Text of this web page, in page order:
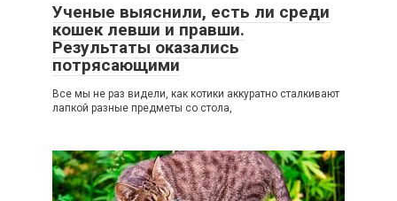
Ученые выяснили, есть ли среди
кошек левши и правши.
Результаты оказались
потрясающими
Все мы не раз видели, как котики аккуратно сталкивают
лапкой разные предметы со стола,